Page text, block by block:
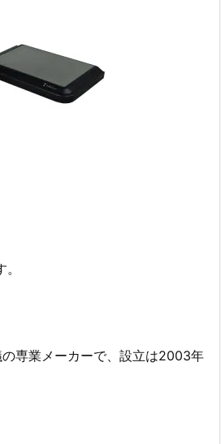
専業メーカーで、設立は2003年